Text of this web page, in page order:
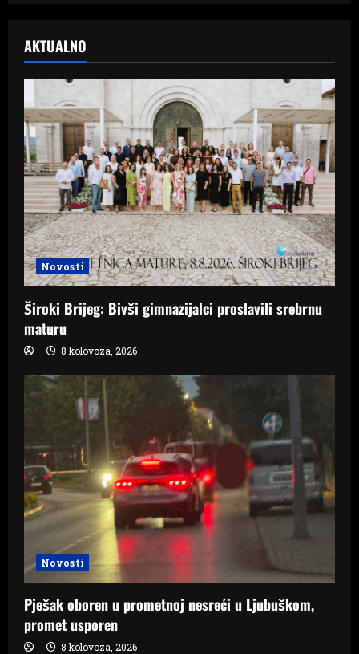
AKTUALNO
Novosti
Široki Brijeg: Bivši gimnazijalci proslavili srebrnu
maturu
8 kolovoza, 2026
Novosti
Pješak oboren u prometnoj nesreći u Ljubuškom,
promet usporen
8 kolovoza, 2026